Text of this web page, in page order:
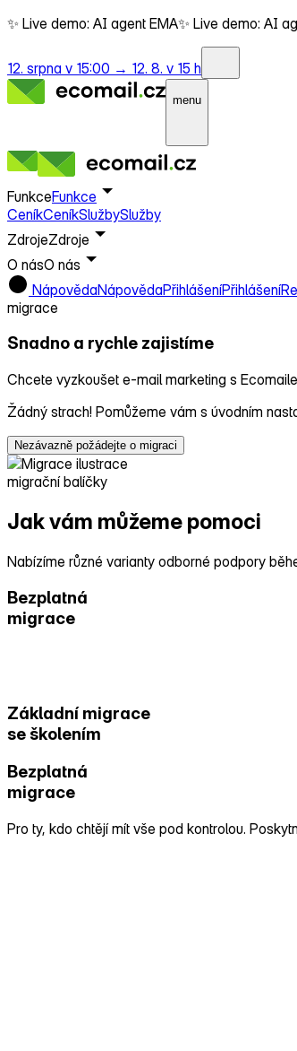
✨ Live demo: AI agent EMA✨ Live demo: AI
12. srpna v 15:00 → 12. 8. v 15 h
menu
FunkceFunkce
CeníkCeníkSlužbySlužby
ZdrojeZdroje
O násO nás
NápovědaNápovědaPřihlášeníPřihlášení
migrace
Snadno a rychle zajistíme
Chcete vyzkoušet e‑mail marketing s
Žádný strach! Pomůžeme vám s úvodním
Nezávazně požádejte o migraci
migrační balíčky
Jak vám můžeme pomoci
Nabízíme různé varianty odborné podpory
Bezplatná
migrace
Základní migrace
se školením
Bezplatná
migrace
Pro ty, kdo chtějí mít vše pod kontrolou.